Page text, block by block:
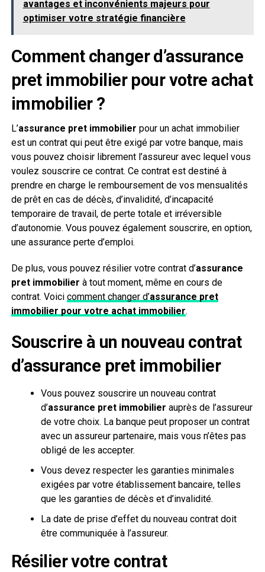
avantages et inconvénients majeurs pour
optimiser votre stratégie financière
Comment changer d’assurance
pret immobilierpour votre achat
immobilier ?
L’assurance pret immobilier pour un achat immobilier
est un contrat qui peut être exigé par votre banque, mais
vous pouvez choisir librement l’assureur avec lequel vous
voulez souscrire ce contrat. Ce contrat est destiné à
prendre en charge le remboursement de vos mensualités
de prêt en cas de décès, d’invalidité, d’incapacité
temporaire de travail, de perte totale et irréversible
d’autonomie. Vous pouvez également souscrire, en option,
une assurance perte d’emploi.
De plus, vous pouvez résilier votre contrat d’assurance
pret immobilier à tout moment, même en cours de
contrat. Voici comment changer d’assurance pret
immobilier pour votre achat immobilier.
Souscrire à un nouveau contrat
d’assurance pret immobilier
Vous pouvez souscrire un nouveau contrat
d’assurance pret immobilier auprès de l’assureur
de votre choix. La banque peut proposer un contrat
avec un assureur partenaire, mais vous n’êtes pas
obligé de les accepter.
Vous devez respecter les garanties minimales
exigées par votre établissement bancaire, telles
que les garanties de décès et d’invalidité.
La date de prise d’effet du nouveau contrat doit
être communiquée à l’assureur.
Résilier votre contrat